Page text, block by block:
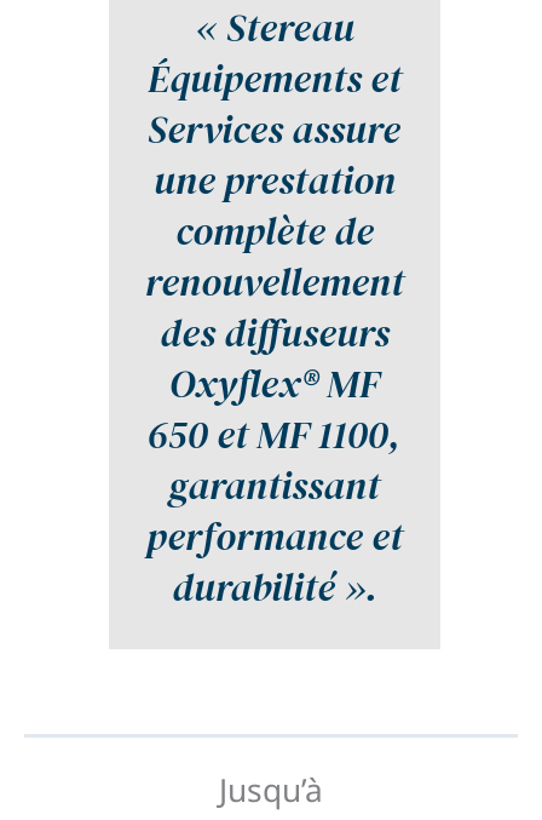
« Stereau
Équipements et
Services assure
une prestation
complète de
renouvellement
des diffuseurs
Oxyflex® MF
650 et MF 1100,
garantissant
performance et
durabilité ».
Jusqu’à